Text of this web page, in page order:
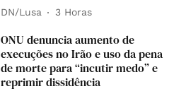
DN/Lusa 3 Horas
ONU denuncia aumento de
execuções no Irão e uso da pena
de morte para “incutir medo” e
reprimir dissidência